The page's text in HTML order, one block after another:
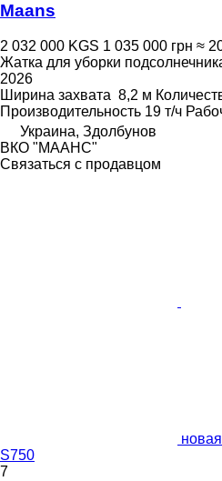
Maans
2 032 000 KGS 1 035 000 грн ≈
Жатка для уборки
2026
Ширина захвата 8,2 м
Производительность 19 т/ч
Украина, Здолбунов
ВКО "МААНС"
Связаться с продавцом
S750
7